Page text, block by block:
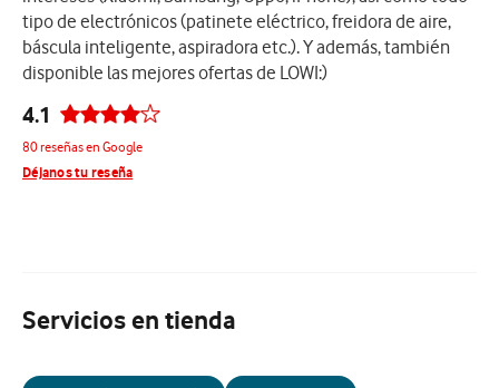
tipo de electrónicos (patinete eléctrico, freidora de aire,
báscula inteligente, aspiradora etc.). Y además, también
disponible las mejores ofertas de LOWI:)
4.1
80 reseñas en Google
Déjanos tu reseña
Servicios en tienda